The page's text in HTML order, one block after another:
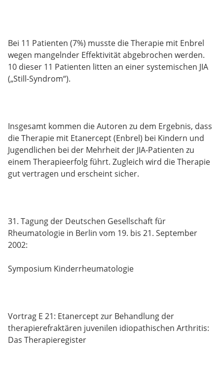
Bei 11 Patienten (7%) musste die Therapie mit Enbrel
wegen mangelnder Effektivität abgebrochen werden.
10 dieser 11 Patienten litten an einer systemischen JIA
(„Still-Syndrom“).
Insgesamt kommen die Autoren zu dem Ergebnis, dass
die Therapie mit Etanercept (Enbrel) bei Kindern und
Jugendlichen bei der Mehrheit der JIA-Patienten zu
einem Therapieerfolg führt. Zugleich wird die Therapie
gut vertragen und erscheint sicher.
31. Tagung der Deutschen Gesellschaft für
Rheumatologie in Berlin vom 19. bis 21. September
2002:
Symposium Kinderrheumatologie
Vortrag E 21: Etanercept zur Behandlung der
therapierefraktären juvenilen idiopathischen Arthritis:
Das Therapieregister